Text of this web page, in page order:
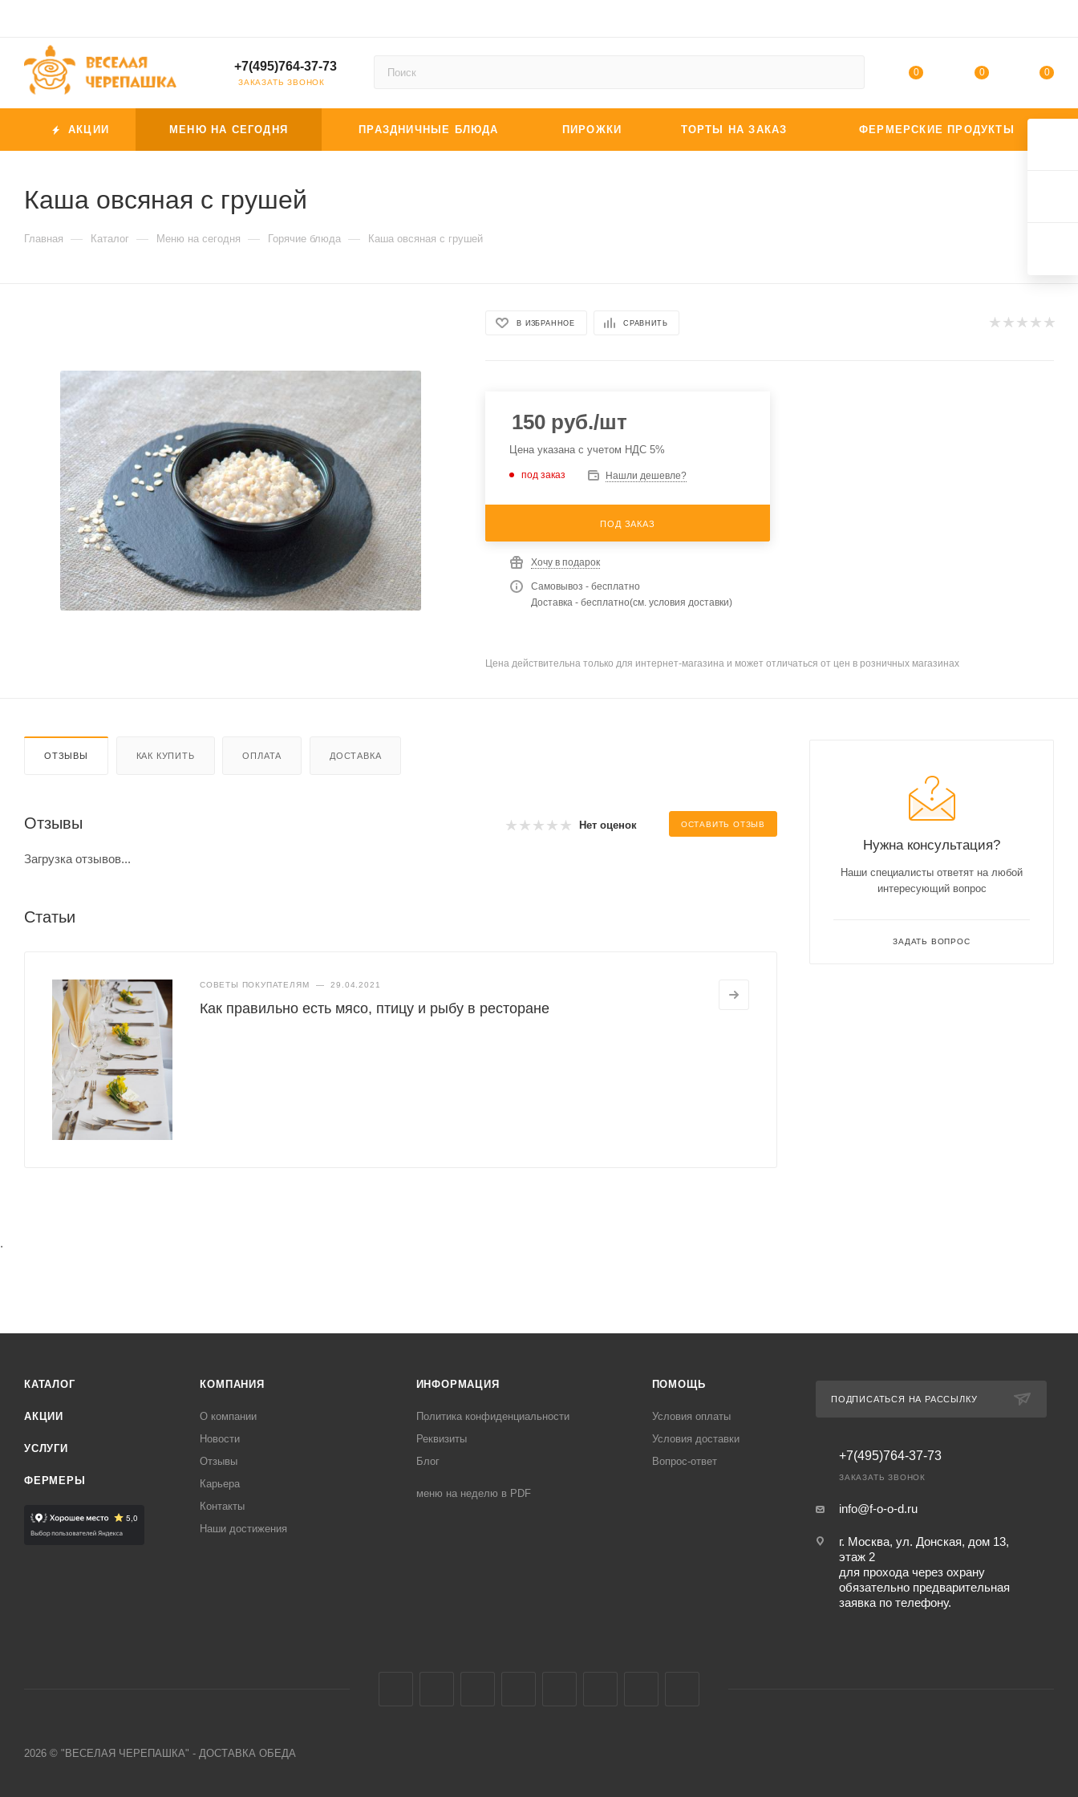
+7(495)764-37-73
ЗАКАЗАТЬ ЗВОНОК
0 0 0
АКЦИИ МЕНЮ НА СЕГОДНЯ ПРАЗДНИЧНЫЕ БЛЮДА ПИРОЖКИ ТОРТЫ НА ЗАКАЗ ФЕРМЕРСКИЕ ПРОДУКТЫ
Каша овсяная с грушей
Главная — Каталог — Меню на сегодня — Горячие блюда — Каша овсяная с грушей
В ИЗБРАННОЕ СРАВНИТЬ
150 руб./шт
Цена указана с учетом НДС 5%
под заказ Нашли дешевле?
ПОД ЗАКАЗ
Хочу в подарок
Самовывоз - бесплатно
Доставка - бесплатно(см. условия доставки)
Цена действительна только для интернет-магазина и может отличаться от цен в розничных магазинах
ОТЗЫВЫ КАК КУПИТЬ ОПЛАТА ДОСТАВКА
Отзывы Нет оценок ОСТАВИТЬ ОТЗЫВ
Загрузка отзывов...
Статьи
СОВЕТЫ ПОКУПАТЕЛЯМ — 29.04.2021
Как правильно есть мясо, птицу и рыбу в ресторане
Нужна консультация?
Наши специалисты ответят на любой
интересующий вопрос
ЗАДАТЬ ВОПРОС
.
КАТАЛОГ
АКЦИИ
УСЛУГИ
ФЕРМЕРЫ
КОМПАНИЯ
О компании
Новости
Отзывы
Карьера
Контакты
Наши достижения
ИНФОРМАЦИЯ
Политика конфиденциальности
Реквизиты
Блог
меню на неделю в PDF
ПОМОЩЬ
Условия оплаты
Условия доставки
Вопрос-ответ
ПОДПИСАТЬСЯ НА РАССЫЛКУ
+7(495)764-37-73
ЗАКАЗАТЬ ЗВОНОК
info@f-o-o-d.ru
г. Москва, ул. Донская, дом 13,
этаж 2
для прохода через охрану
обязательно предварительная
заявка по телефону.
2026 © "ВЕСЕЛАЯ ЧЕРЕПАШКА" - ДОСТАВКА ОБЕДА